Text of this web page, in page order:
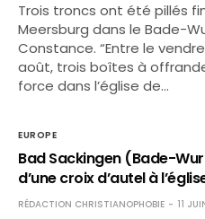
Trois troncs ont été pillés
Meersburg dans le Bade-
Constance. “Entre le
août, trois boîtes à
force dans l’église de…
EUROPE
Bad Sackingen (Bade-
d’une croix d’autel à
RÉDACTION CHRISTIANOPHOBIE 11